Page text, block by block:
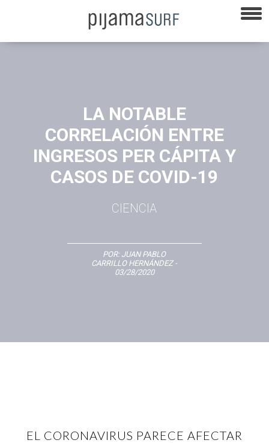
LA NOTABLE
CORRELACIÓN ENTRE
INGRESOS PER CÁPITA Y
CASOS DE COVID-19
CIENCIA
POR: JUAN PABLO
CARRILLO HERNÁNDEZ-
03/28/2020
EL CORONAVIRUS PARECE AFECTAR